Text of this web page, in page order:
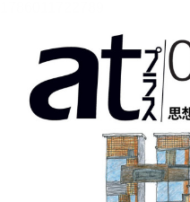
書誌情報
この作品の書誌情報を表示します。
目次・しおり・メモ
目次・しおり・メモを一覧で表示します。
本文内から文字を検索します。
自動ページ送り
一定時間経つ毎に自動でページを送ります。